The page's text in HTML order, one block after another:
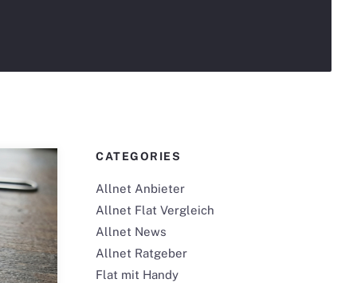
CATEGORIES
Allnet Anbieter
Allnet Flat Vergleich
Allnet News
Allnet Ratgeber
Flat mit Handy